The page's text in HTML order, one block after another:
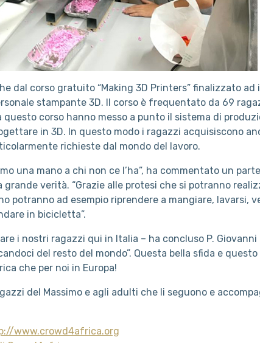
dal corso gratuito “Making 3D Printers” finalizzato
stampante 3D. Il corso è frequentato da 69
corso hanno messo a punto il sistema di
in 3D. In questo modo i ragazzi acquisiscono
richieste dal mondo del lavoro.
una mano a chi non ce l’ha”, ha commentato un
verità. “Grazie alle protesi che si potranno
potranno ad esempio riprendere a mangiare, lavarsi,
in bicicletta”.
i nostri ragazzi qui in Italia – ha concluso P.
del resto del mondo”. Questa bella sfida e
che per noi in Europa!
del Massimo e agli adulti che li seguono e
www.crowd4africa.org